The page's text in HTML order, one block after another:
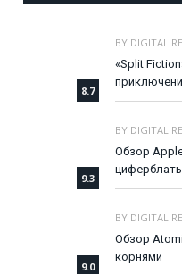
8.7
BY DIGITAL
«Split
9.3
BY DIGITAL
Обзор
9.0
BY DIGITAL
Обзор
корнями